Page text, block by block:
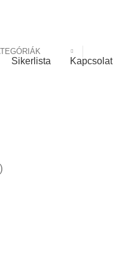
Sikerlista Kapcsolat